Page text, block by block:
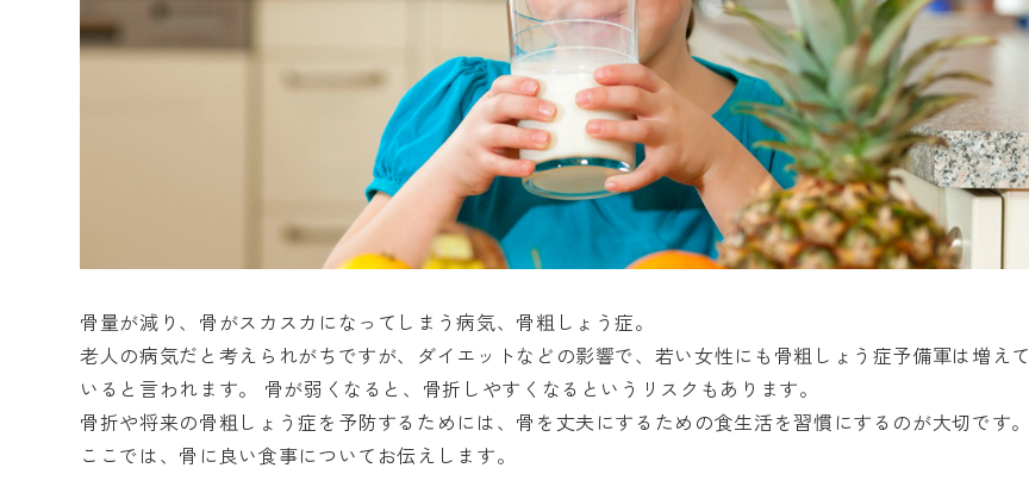
骨量が減り、骨がスカスカになってしまう病気、骨粗しょう症。
老人の病気だと考えられがちですが、ダイエットなどの影響で、若い女性にも骨粗しょう症予備軍は増えて
いると言われます。 骨が弱くなると、骨折しやすくなるというリスクもあります。
骨折や将来の骨粗しょう症を予防するためには、骨を丈夫にするための食生活を習慣にするのが大切です。
ここでは、骨に良い食事についてお伝えします。